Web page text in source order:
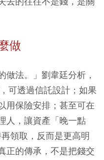
做
做法。」劉韋廷分析，
可透過信託設計；如果
用保險安排；甚至可在
人，讓資產「晚一點
領取，反而是更高明
正的傳承，不是把錢交